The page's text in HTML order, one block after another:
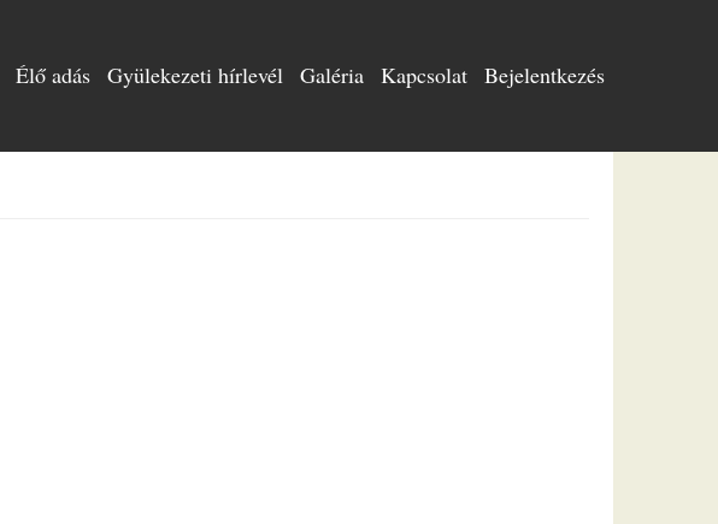
Élő adás Gyülekezeti hírlevél Galéria Kapcsolat Bejelentkezés